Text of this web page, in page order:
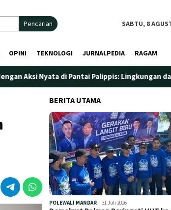
Pencarian SABTU, 8
OPINI TEKNOLOGI JURNALPEDIA RAGAM
di Pantai Palippis: Lingkungan dan Kesehatan
BERITA UTAMA
POLEWALI MANDAR 31 Juli 2026